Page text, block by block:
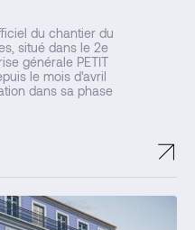
du chantier du
situé dans le 2e
générale PETIT
le mois d'avril
dans sa phase
↗